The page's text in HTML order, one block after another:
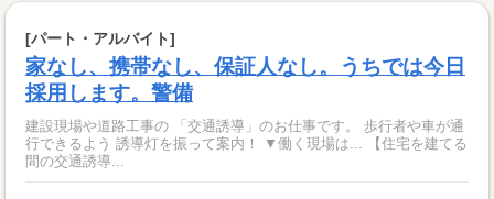
[パート・アルバイト]
家なし、携帯なし、保証人なし。うちでは今日
採用します。警備
建設現場や道路工事の 「交通誘導」のお仕事です。 歩行者や車が通
行できるよう 誘導灯を振って案内！ ▼働く現場は... 【住宅を建てる
間の交通誘導...